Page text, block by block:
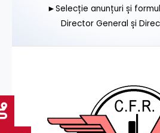
►Selecție anunțuri și
Director General și